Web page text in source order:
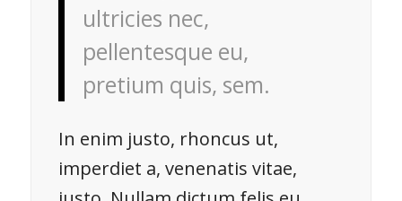
ultricies nec,
pellentesque eu,
pretium quis, sem.
In enim justo, rhoncus ut,
imperdiet a, venenatis vitae,